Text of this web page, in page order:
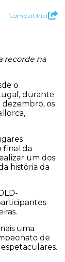
Compartilhar
recorde na
o
durante
dezembro, os
final da
um dos
história da
uma
de